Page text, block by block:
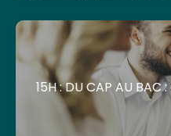
15H : DU CAP AU BAC